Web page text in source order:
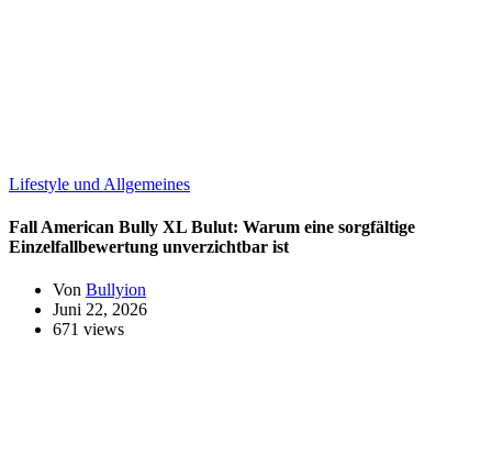
Lifestyle und Allgemeines
Fall American Bully XL Bulut: Warum eine sorgfältige
Einzelfallbewertung unverzichtbar ist
Von Bullyion
Juni 22, 2026
671 views